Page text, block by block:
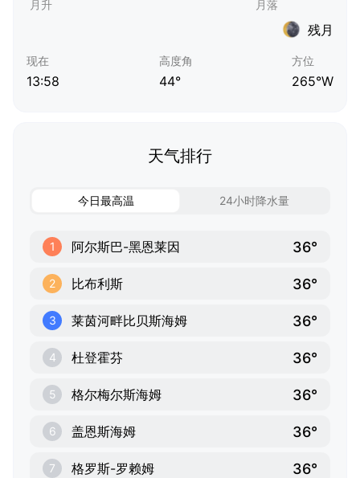
残月
现在
13:58
高度角
44°
方位
265°W
天气排行
今日最高温 24小时降水量
1 阿尔斯巴-黑恩莱因 36°
2 比布利斯 36°
3 莱茵河畔比贝斯海姆 36°
4 杜登霍芬 36°
5 格尔梅尔斯海姆 36°
6 盖恩斯海姆 36°
7 格罗斯-罗赖姆 36°